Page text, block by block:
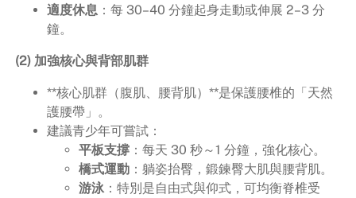
適度休息：每 30–40 分鐘起身走動或伸展 2–3 分
鐘。
(2) 加強核心與背部肌群
**核心肌群（腹肌、腰背肌）**是保護腰椎的「天然
護腰帶」。
建議青少年可嘗試：
平板支撐：每天 30 秒～1 分鐘，強化核心。
橋式運動：躺姿抬臀，鍛鍊臀大肌與腰背肌。
游泳：特別是自由式與仰式，可均衡脊椎受